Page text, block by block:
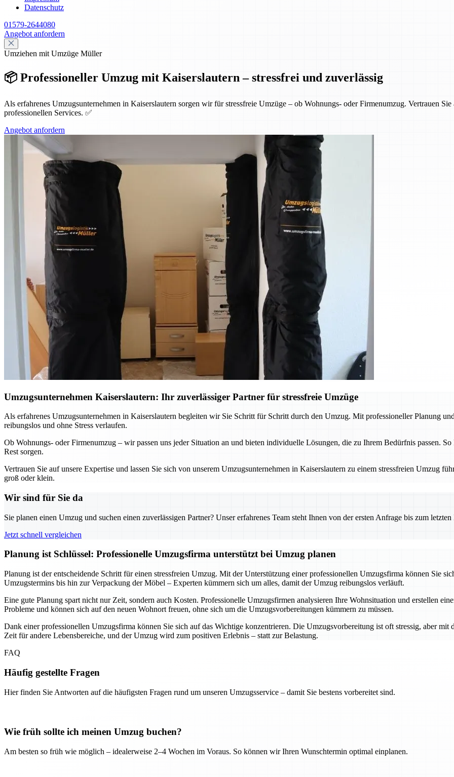
Datenschutz
01579-2644080
Angebot anfordern
Umziehen mit Umzüge Müller
📦 Professioneller Umzug mit Kaiserslautern – stressfrei und zuverlässig
Als erfahrenes Umzugsunternehmen in Kaiserslautern sorgen wir für stressfreie Umzüge – ob Wohnungs- oder Firmenumzug. Vertrauen
professionellen Services. ✅
Angebot anfordern
Umzugsunternehmen Kaiserslautern: Ihr zuverlässiger Partner für stressfreie Umzüge
Als erfahrenes Umzugsunternehmen in Kaiserslautern begleiten wir Sie Schritt für Schritt durch den Umzug. Mit professioneller Planung
reibungslos und ohne Stress verlaufen.
Ob Wohnungs- oder Firmenumzug – wir passen uns jeder Situation an und bieten individuelle Lösungen, die zu Ihrem Bedürfnis passen.
Rest sorgen.
Vertrauen Sie auf unsere Expertise und lassen Sie sich von unserem Umzugsunternehmen in Kaiserslautern zu einem stressfreien Umzug
groß oder klein.
Wir sind für Sie da
Sie planen einen Umzug und suchen einen zuverlässigen Partner? Unser erfahrenes Team steht Ihnen von der ersten Anfrage bis zum
Jetzt schnell vergleichen
Planung ist Schlüssel: Professionelle Umzugsfirma unterstützt bei Umzug planen
Planung ist der entscheidende Schritt für einen stressfreien Umzug. Mit der Unterstützung einer professionellen Umzugsfirma können Sie
Umzugstermins bis hin zur Verpackung der Möbel – Experten kümmern sich um alles, damit der Umzug reibungslos verläuft.
Eine gute Planung spart nicht nur Zeit, sondern auch Kosten. Professionelle Umzugsfirmen analysieren Ihre Wohnsituation und erstellen
Probleme und können sich auf den neuen Wohnort freuen, ohne sich um die Umzugsvorbereitungen kümmern zu müssen.
Dank einer professionellen Umzugsfirma können Sie sich auf das Wichtige konzentrieren. Die Umzugsvorbereitung ist oft stressig, aber
Zeit für andere Lebensbereiche, und der Umzug wird zum positiven Erlebnis – statt zur Belastung.
FAQ
Häufig gestellte Fragen
Hier finden Sie Antworten auf die häufigsten Fragen rund um unseren Umzugsservice – damit Sie bestens vorbereitet sind.
Wie früh sollte ich meinen Umzug buchen?
Am besten so früh wie möglich – idealerweise 2–4 Wochen im Voraus. So können wir Ihren Wunschtermin optimal einplanen.